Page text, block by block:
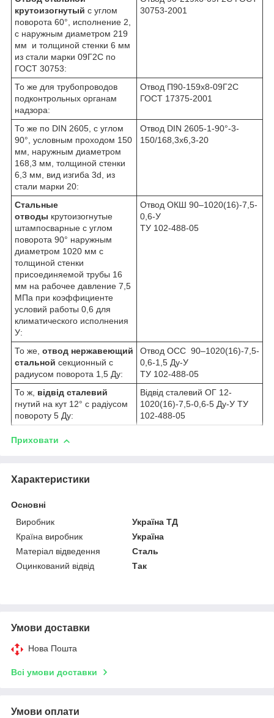
крутоизогнутый с углом
поворота 60°, исполнение 2,
с наружным диаметром 219
мм и толщиной стенки 6 мм
из стали марки 09Г2С по
ГОСТ 30753:
30753-2001
То же для трубопроводов
подконтрольных органам
надзора:
Отвод П90-159х8-09Г2С
ГОСТ 17375-2001
То же по DIN 2605, с углом
90°, условным проходом 150
мм, наружным диаметром
168,3 мм, толщиной стенки
6,3 мм, вид изгиба 3d, из
стали марки 20:
Отвод DIN 2605-1-90°-3-
150/168,3x6,3-20
Стальные
отводы крутоизогнутые
штампосварные с углом
поворота 90° наружным
диаметром 1020 мм с
толщиной стенки
присоединяемой трубы 16
мм на рабочее давление 7,5
МПа при коэффициенте
условий работы 0,6 для
климатического исполнения
У:
Отвод ОКШ 90–1020(16)-7,5-
0,6-У
ТУ 102-488-05
То же, отвод нержавеющий
стальной секционный с
радиусом поворота 1,5 Ду:
Отвод ОСС 90–1020(16)-7,5-
0,6-1,5 Ду-У
ТУ 102-488-05
То ж, відвід сталевий
гнутий на кут 12° с радіусом
повороту 5 Ду:
Відвід сталевий ОГ 12-
1020(16)-7,5-0,6-5 Ду-У ТУ
102-488-05
Приховати
Характеристики
Основні
Виробник
Україна ТД
Країна виробник
Україна
Матеріал відведення
Сталь
Оцинкований відвід
Так
Умови доставки
Нова Пошта
Всі умови доставки
Умови оплати